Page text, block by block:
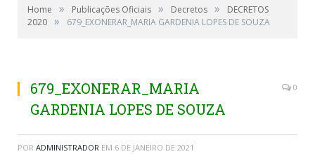
Home » Publicações Oficiais » Decretos »
DECRETOS
2020 » 679_EXONERAR_MARIA GARDENIA LOPES DE SOUZA
679_EXONERAR_MARIA
GARDENIA LOPES DE SOUZA
0
POR ADMINISTRADOR EM 6 DE JANEIRO DE 2021